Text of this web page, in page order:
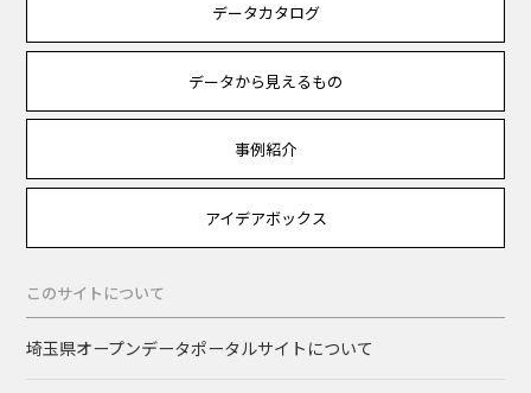
データカタログ
データから見えるもの
事例紹介
アイデアボックス
このサイトについて
埼玉県オープンデータポータルサイトについて